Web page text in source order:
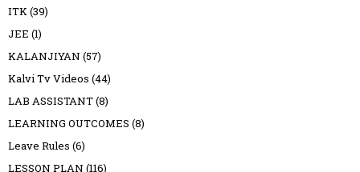
ITK(39)
JEE (1)
KALANJIYAN (57)
Kalvi Tv Videos (44)
LAB ASSISTANT(8)
LEARNING OUTCOMES (8)
Leave Rules (6)
LESSON PLAN (116)